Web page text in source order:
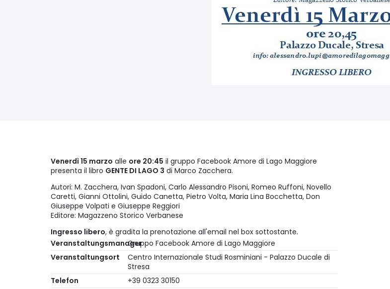
Venerdì 15 marzo alle ore 20:45 il gruppo Facebook Amore di Lago Maggiore
presenta il libro GENTE DI LAGO 3 di Marco Zacchera.
Autori: M. Zacchera, Ivan Spadoni, Carlo Alessandro Pisoni, Romeo Ruffoni, Novello
Caretti, Gianni Ottolini, Guido Canetta, Pietro Volta, Maria Lina Bocchetta, Don
Giuseppe Volpati e Giuseppe Reggiori
Editore: Magazzeno Storico Verbanese
Ingresso libero, è gradita la prenotazione all'email nel box sottostante.
VeranstaltungsmanagerGruppo Facebook Amore di Lago Maggiore
Veranstaltungsort
Centro Internazionale Studi Rosminiani - Palazzo Ducale di
Stresa
Telefon
+39 0323 30150